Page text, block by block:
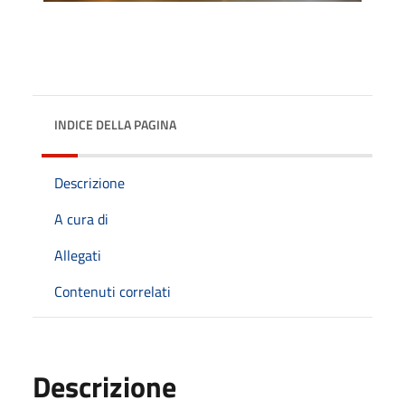
INDICE DELLA PAGINA
Descrizione
A cura di
Allegati
Contenuti correlati
Descrizione